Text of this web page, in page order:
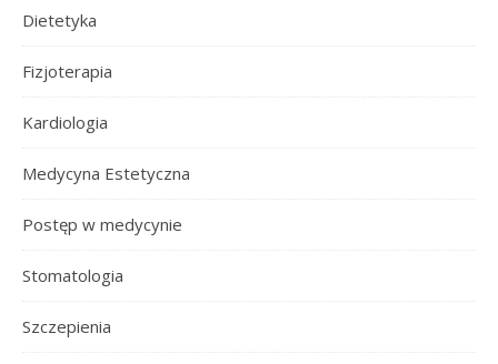
Dietetyka
Fizjoterapia
Kardiologia
Medycyna Estetyczna
Postęp w medycynie
Stomatologia
Szczepienia